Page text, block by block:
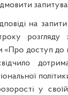
на
доступ до
у